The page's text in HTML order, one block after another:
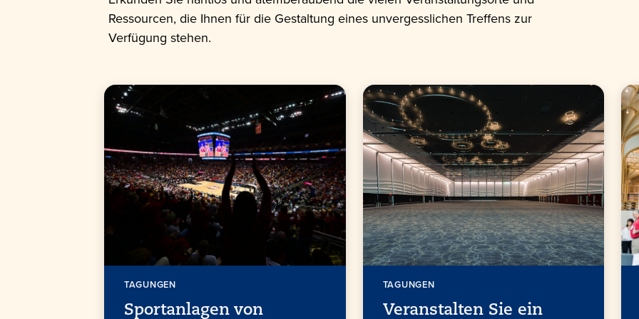
Ressourcen, die Ihnen für die Gestaltung eines unvergesslichen Treffens zur
Verfügung stehen.
TAGUNGEN
Sportanlagen von
TAGUNGEN
Veranstalten Sie ein